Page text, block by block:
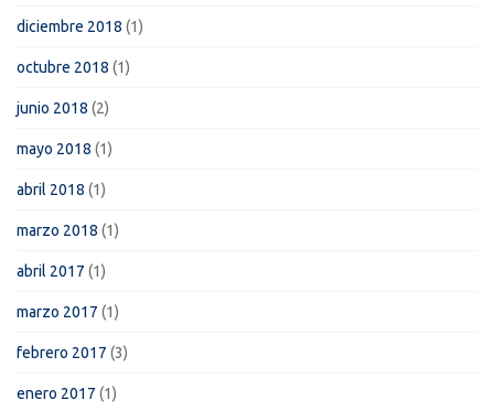
diciembre 2018 (1)
octubre 2018 (1)
junio 2018 (2)
mayo 2018 (1)
abril 2018 (1)
marzo 2018 (1)
abril 2017 (1)
marzo 2017 (1)
febrero 2017 (3)
enero 2017 (1)